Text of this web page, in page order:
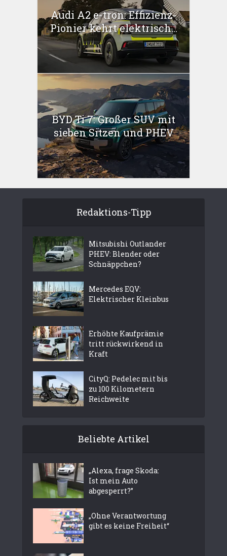
Audi A2 e-tron: Effizienz-
Pionier kehrt elektrisch...
BYD Ti 7: Großer SUV mit
sieben Sitzen und PHEV
Redaktions-Tipp
Mitsubishi Outlander
PHEV: Blender oder
Schnäppchen?
Mercedes EQV:
Elektrischer Kleinbus
Erhöhte Kaufprämie
tritt rückwirkend in
Kraft
CityQ: Pedelec mit bis
zu 100 Kilometern
Reichweite
Beliebte Artikel
„Alexa, frage Skoda:
Ist mein Auto
abgesperrt?”
„Ohne Verantwortung
gibt es keine Freiheit“